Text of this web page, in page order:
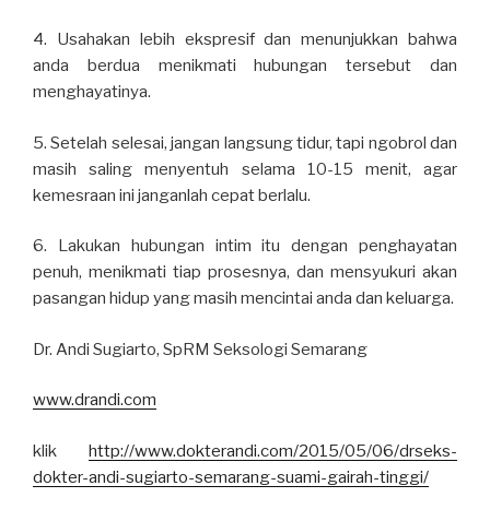
4. Usahakan lebih ekspresif dan menunjukkan bahwa
anda berdua menikmati hubungan tersebut dan
menghayatinya.
5. Setelah selesai, jangan langsung tidur, tapi ngobrol dan
masih saling menyentuh selama 10-15 menit, agar
kemesraan ini janganlah cepat berlalu.
6. Lakukan hubungan intim itu dengan penghayatan
penuh, menikmati tiap prosesnya, dan mensyukuri akan
pasangan hidup yang masih mencintai anda dan keluarga.
Dr. Andi Sugiarto, SpRM Seksologi Semarang
www.drandi.com
klik http://www.dokterandi.com/2015/05/06/drseks-
dokter-andi-sugiarto-semarang-suami-gairah-tinggi/